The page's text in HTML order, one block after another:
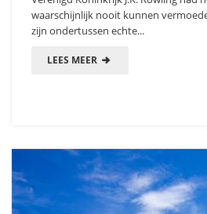
waarschijnlijk nooit kunnen
zijn ondertussen echte...
LEES MEER